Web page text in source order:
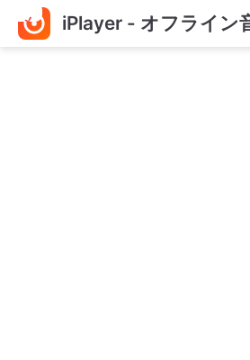
メ
イ
iPlayer - オフライン